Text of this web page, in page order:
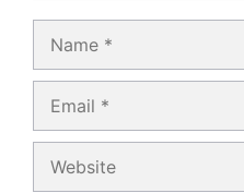
Name
Email
Website